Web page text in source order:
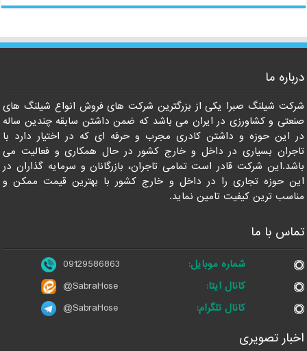
درباره ما
شرکت شیلنگ صبرا یکی از بزرگترین شرکت های فروش انواع شیلنگ های
صنعتی و کشاورزی در ایران می باشد که ضمن داشتن سابقه چندین ساله
در این حوزه و داشتن کادری مجرب و حرفه ای که در اختیار دارد با
تاجران بسیاری در داخل و خارج کشور در حال همکاری و فعالیت می
باشد.این شرکت قادر است تمامی تاجران، بازرگانان و سرمایه گذاران در
این حوزه تجاری را در داخل و خارج کشور با بهترین قیمت ممکن و
مناسب ترین کیفیت تامین نماید.
تماس با ما
شماره موبایل:
09129586863
کانال ایتا:
@SabraHose
کانال تلگرام:
@SabraHose
اخبار تصویری
09129586863